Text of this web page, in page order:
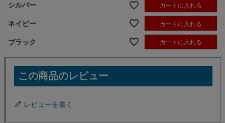
シルバー カートに入れる
ネイビー カートに入れる
ブラック カートに入れる
レビューを書く